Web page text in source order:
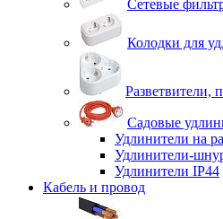
Сетевые
Колодки для
Разветвители,
Садовые
Удлинители на
Удлинители-
Удлинители IP44
Кабель и провод